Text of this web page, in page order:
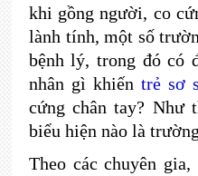
khi gồng người, co
lành tính, một số
bệnh lý, trong đó có
nhân gì khiếntrẻ sơ
cứng chân tay? Như
biểu hiện nào là
Theo các chuyên